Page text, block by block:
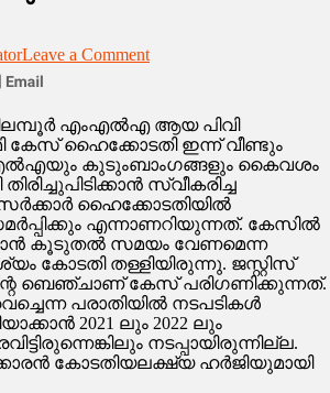
Leave a Commenton
എംഎൽഎ
യുടെ
മിച്ചഭൂമിക്കേസ്‌
ഹൈക്കോടതി
ഇന്നും
പരിഗണിക്കുന്നു
എംഎൽഎ ആയ പിവി
കേസ് ഹൈക്കോടതി ഇന്ന് വീണ്ടും
കുടുംബാംഗങ്ങളും കൈവശം
തിരിച്ചുപിടിക്കാൻ സ്വീകരിച്ച
സർക്കാർ ഹൈക്കോടതിയിൽ
എന്നാണറിയുന്നത്. കേസിൽ
കൂടുതൽ സമയം വേണമെന്ന
കോടതി തള്ളിയിരുന്നു. ജസ്റ്റിസ്
ബെഞ്ചാണ് കേസ് പരിഗണിക്കുന്നത്.
പരാതിയിൽ നടപടികൾ
2021 ലും 2022 ലും
നടപ്പായിരുന്നില്ല.
കോടതിയലക്ഷ്യ ഹർജിയുമായി